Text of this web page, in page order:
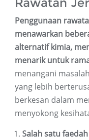
Penggunaan
menawarkan
alternatif kimia,
menarik untuk
menangani
yang lebih
berkesan dalam
menyokong
Salah satu